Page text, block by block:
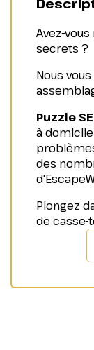
Avez-
secrets ?
Nous
Puzzle
à
des
Plongez
de casse-